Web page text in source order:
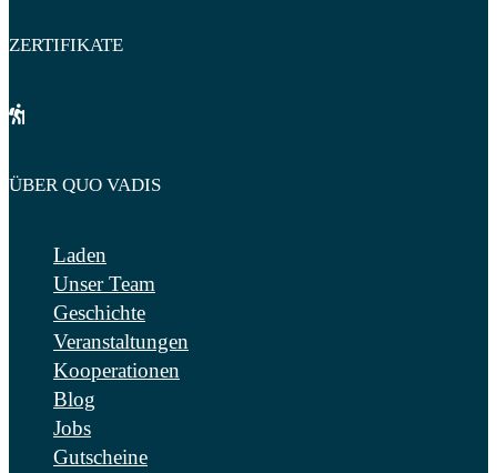
ZERTIFIKATE
ÜBER QUO VADIS
Laden
Unser Team
Geschichte
Veranstaltungen
Kooperationen
Blog
Jobs
Gutscheine